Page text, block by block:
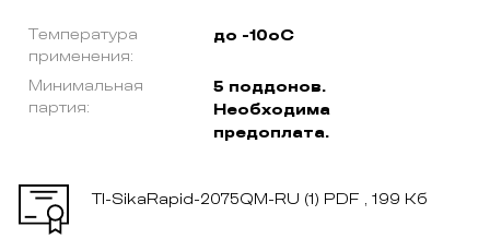
Температура
применения:
до -10оС
Минимальная
партия:
5 поддонов.
Необходима
предоплата.
TI-SikaRapid-2075QM-RU (1) PDF , 199 Кб